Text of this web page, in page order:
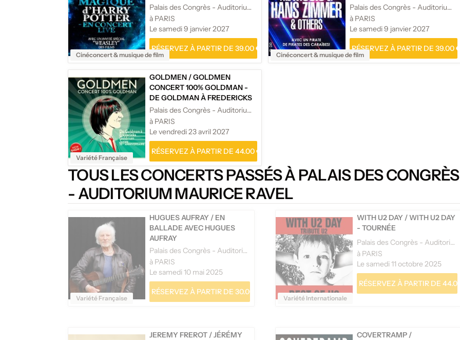
Cinéconcert & musique de film
POTTER - LIVE IN CONCERT Palais des Congrès - Auditorium Maurice Ravel
à PARIS
Le samedi 9 janvier 2027
RÉSERVEZ À PARTIR DE 39.00 €
Cinéconcert & musique de film
CELEBRATION OF FILM MUSICPalais des Congrès - Auditorium Maurice Ravel
à PARIS
Le samedi 9 janvier 2027
RÉSERVEZ À PARTIR DE 39.00
Variété Française
GOLDMEN /GOLDMEN
CONCERT 100% GOLDMAN -
DE GOLDMAN À FREDERICKS
GOLDMAN JONES - TOURNÉEPalais des Congrès - Auditorium Maurice Ravel
à PARIS
Le vendredi 23 avril 2027
RÉSERVEZ À PARTIR DE 44.00 €
TOUS LES CONCERTS PASSÉS À PALAIS DES CONGRÈS
- AUDITORIUM MAURICE RAVEL
Variété Française
HUGUES AUFRAY / EN
BALLADE AVEC HUGUES
AUFRAY
Palais des Congrès - Auditorium Maurice Ravel
à PARIS
Le samedi 10 mai 2025
RÉSERVEZ À PARTIR DE 30.00 €
Variété Internationale
WITH U2 DAY /WITH U2 DAY
- TOURNÉE
Palais des Congrès - Auditorium Maurice Ravel
à PARIS
Le samedi 11 octobre 2025
RÉSERVEZ À PARTIR DE
JEREMY FREROT /JÉRÉMY
COVERTRAMP /